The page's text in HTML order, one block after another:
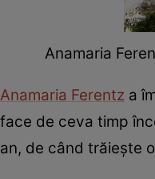
Anamaria
Anamaria Ferentz a
face de ceva timp
an, de când trăieşte